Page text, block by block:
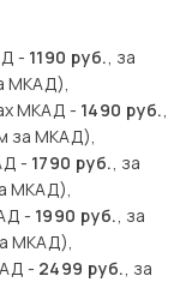
- 1190 руб., за
МКАД),
МКАД - 1490 руб.,
за МКАД),
- 1790 руб., за
МКАД),
- 1990 руб., за
МКАД),
- 2499 руб., за